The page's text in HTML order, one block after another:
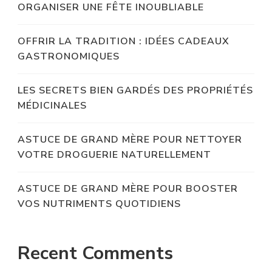
ORGANISER UNE FÊTE INOUBLIABLE
OFFRIR LA TRADITION : IDÉES CADEAUX
GASTRONOMIQUES
LES SECRETS BIEN GARDÉS DES PROPRIÉTÉS
MÉDICINALES
ASTUCE DE GRAND MÈRE POUR NETTOYER
VOTRE DROGUERIE NATURELLEMENT
ASTUCE DE GRAND MÈRE POUR BOOSTER
VOS NUTRIMENTS QUOTIDIENS
Recent Comments